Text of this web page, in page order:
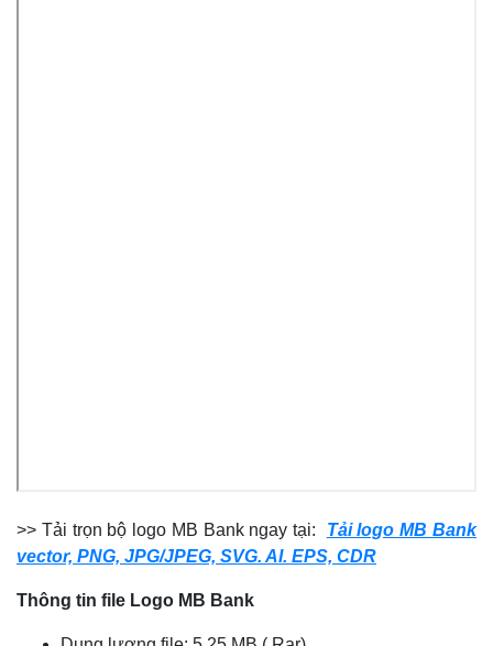
>> Tải trọn bộ logo MB Bank ngay tại: Tải logo MB Bank
vector, PNG, JPG/JPEG, SVG. AI. EPS, CDR
Thông tin file Logo MB Bank